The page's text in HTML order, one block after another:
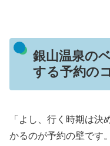
銀山温泉の
する予約の
「よし、行く時期は
かるのが予約の壁です